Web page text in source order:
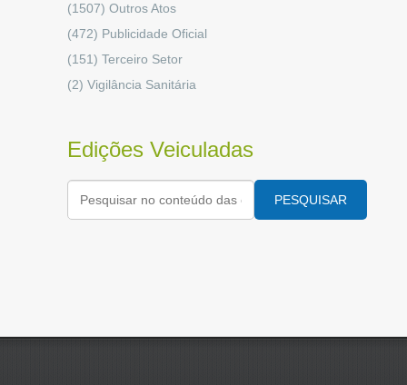
(1507) Outros Atos
(472) Publicidade Oficial
(151) Terceiro Setor
(2) Vigilância Sanitária
Edições Veiculadas
PESQUISAR